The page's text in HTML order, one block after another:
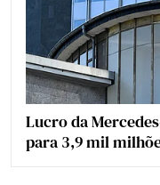
Lucro da
para 3,9 mil